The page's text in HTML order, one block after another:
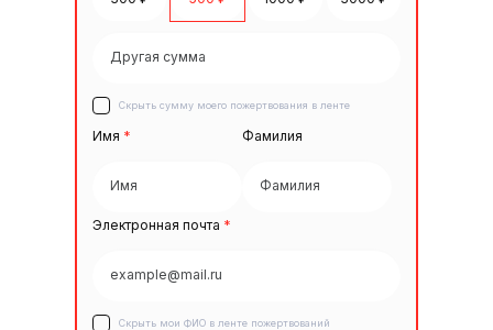
Скрыть сумму моего пожертвования в ленте
Имя * Фамилия
Электронная почта *
Скрыть мои ФИО в ленте пожертвований